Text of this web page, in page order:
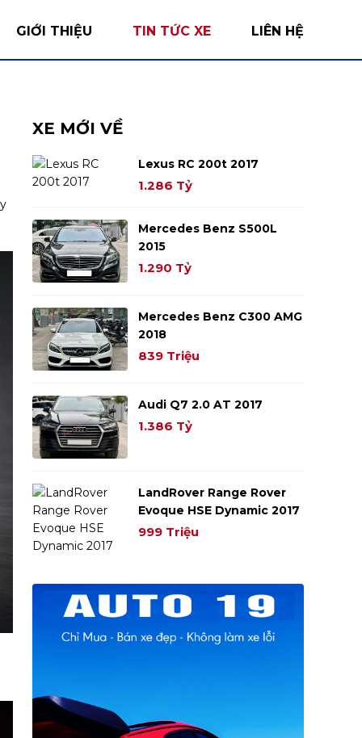
GIỚI THIỆU TIN TỨC XE LIÊN HỆ
XE MỚI VỀ
Lexus RC 200t 2017
1.286 Tỷ
Mercedes Benz S500L
2015
1.290 Tỷ
Mercedes Benz C300 AMG
2018
839 Triệu
Audi Q7 2.0 AT 2017
1.386 Tỷ
LandRover Range Rover
Evoque HSE Dynamic 2017
999 Triệu